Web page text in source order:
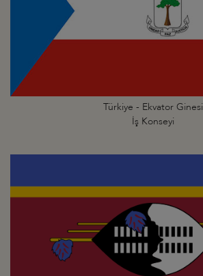
Türkiye - Ekvator Ginesi
İş Konseyi